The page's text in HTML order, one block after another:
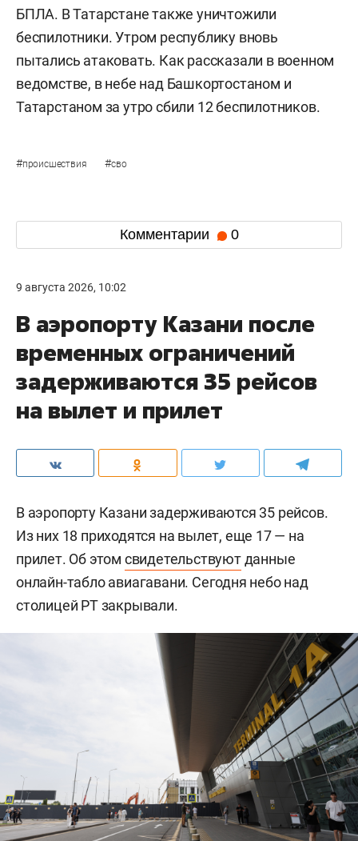
БПЛА. В Татарстане также уничтожили
беспилотники. Утром республику вновь
пытались атаковать. Как рассказали в военном
ведомстве, в небе над Башкортостаном и
Татарстаном за утро сбили 12 беспилотников.
#происшествия #сво
Комментарии 0
9 августа 2026, 10:02
В аэропорту Казани после
временных ограничений
задерживаются 35 рейсов
на вылет и прилет
В аэропорту Казани задерживаются 35 рейсов.
Из них 18 приходятся на вылет, еще 17 — на
прилет. Об этом свидетельствуютданные
онлайн-табло авиагавани. Сегодня небо над
столицей РТ закрывали.